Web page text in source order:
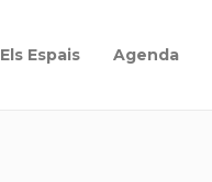
Els Espais Agenda